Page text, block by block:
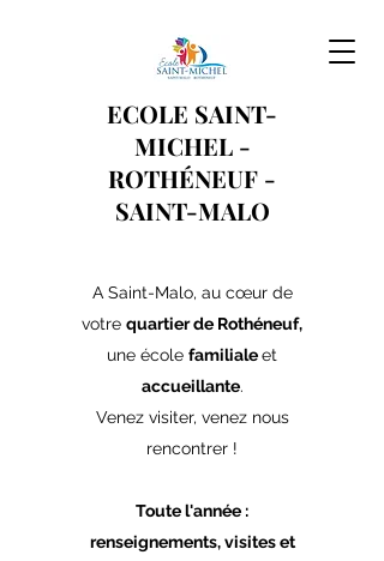
ECOLE SAINT-
MICHEL -
ROTHÉNEUF -
SAINT-MALO
A Saint-Malo, au cœur de
votre quartier de Rothéneuf,
une école familialeet
accueillante.
Venez visiter, venez nous
rencontrer !
Toute l'année :
renseignements, visites et